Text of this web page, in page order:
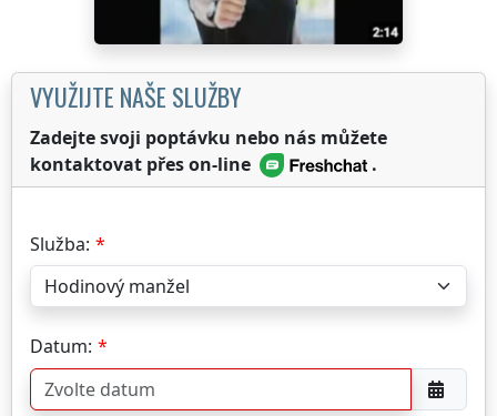
VYUŽIJTE NAŠE SLUŽBY
Zadejte svoji poptávku nebo nás můžete
kontaktovat přes on-line
.
Služba:
Datum: